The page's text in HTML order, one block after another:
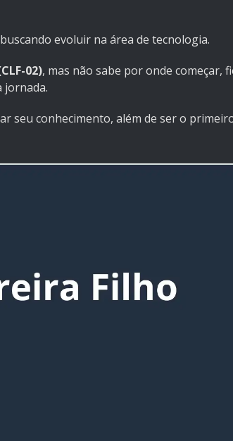
evoluir na área de tecnologia.
02), mas não sabe por onde começar,
jornada.
seu conhecimento, além de ser o